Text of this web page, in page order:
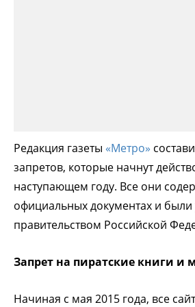
Редакция газеты «Метро»
запретов, которые начнут
наступающем году. Все они
официальных документах и
правительством Российской
Запрет на пиратские книги и
Начиная с мая 2015 года, все